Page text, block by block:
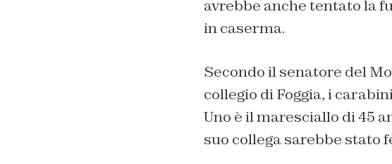
avrebbe anche tentato la
in caserma.
Secondo il senatore del
collegio di Foggia, i
Uno è il maresciallo di 45
suo collega sarebbe stato